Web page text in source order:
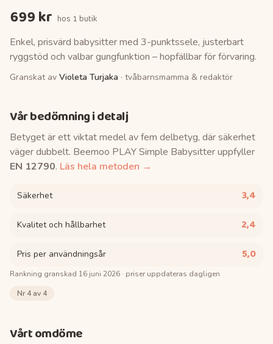
699 kr hos 1 butik
Enkel, prisvärd babysitter med 3-punktssele, justerbart
ryggstöd och valbar gungfunktion – hopfällbar för förvaring.
Granskat av Violeta Turjaka · tvåbarnsmamma & redaktör
Vår bedömning i detalj
Betyget är ett viktat medel av fem delbetyg, där säkerhet
väger dubbelt. Beemoo PLAY Simple Babysitteruppfyller
EN 12790. Läs hela metoden →
Säkerhet 3,4
Kvalitet och hållbarhet 2,4
Pris per användningsår 5,0
Rankning granskad 16 juni 2026 · priser uppdateras dagligen
Nr4av 4
Vårt omdöme